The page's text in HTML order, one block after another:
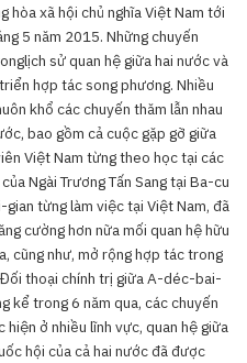
hòa xã hội chủ nghĩa Việt Nam tới
5 năm 2015. Những chuyến
sử quan hệ giữa hai nước và
hợp tác song phương. Nhiều
khổ các chuyến thăm lẫn nhau
bao gồm cả cuộc gặp gỡ giữa
Việt Nam từng theo học tại các
Ngài Trương Tấn Sang tại Ba-cu
từng làm việc tại Việt Nam, đã
cường hơn nữa mối quan hệ hữu
cũng như, mở rộng hợp tác trong
thoại chính trị giữa A-déc-bai-
kể trong 6 năm qua, các chuyến
ở nhiều lĩnh vực, quan hệ giữa
hội của cả hai nước đã được